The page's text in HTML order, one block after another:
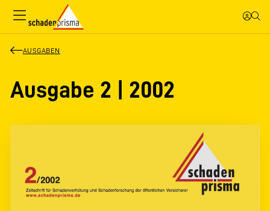
AUSGABEN
Ausgabe 2 | 2002